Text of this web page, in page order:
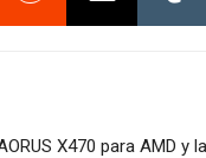
X470 para AMD y